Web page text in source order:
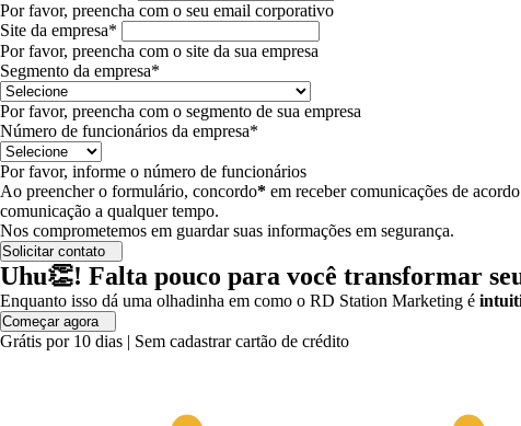
Por favor, preencha com o seu email corporativo
Site da empresa*
Por favor, preencha com o site da sua empresa
Segmento da empresa*
Por favor, preencha com o segmento de sua empresa
Número de funcionários da empresa*
Por favor, informe o número de funcionários
Ao preencher o formulário, concordo* em receber comunicações de
comunicação a qualquer tempo.
Nos comprometemos em guardar suas informações em segurança.
Solicitar contato
Uhu👏! Falta pouco para você transformar
Enquanto isso dá uma olhadinha em como o RD Station Marketing é
Começar agora
Grátis por 10 dias | Sem cadastrar cartão de crédito